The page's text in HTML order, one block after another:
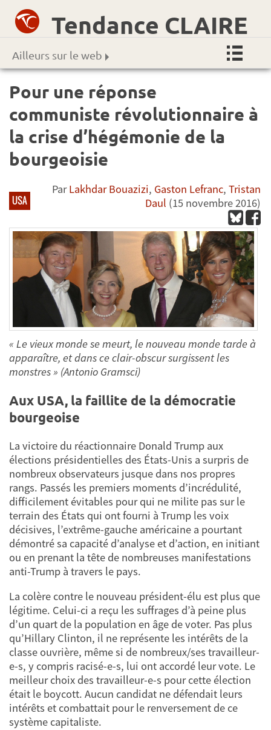
Tendance CLAIRE
Ailleurs sur le web
Pour une réponse
communiste révolutionnaire à
la crise d’hégémonie de la
bourgeoisie
USA
ParLakhdar Bouazizi, Gaston Lefranc,Tristan
Daul (15 novembre 2016)
« Le vieux monde se meurt, le nouveau monde tarde à
apparaître, et dans ce clair-obscur surgissent les
monstres » (Antonio Gramsci)
Aux USA, la faillite de la démocratie
bourgeoise
La victoire du réactionnaire Donald Trump aux
élections présidentielles des États-Unis a surpris de
nombreux observateurs jusque dans nos propres
rangs. Passés les premiers moments d’incrédulité,
difficilement évitables pour qui ne milite pas sur le
terrain des États qui ont fourni à Trump les voix
décisives, l’extrême-gauche américaine a pourtant
démontré sa capacité d’analyse et d’action, en initiant
ou en prenant la tête de nombreuses manifestations
anti-Trump à travers le pays.
La colère contre le nouveau président-élu est plus que
légitime. Celui-ci a reçu les suffrages d’à peine plus
d’un quart de la population en âge de voter. Pas plus
qu’Hillary Clinton, il ne représente les intérêts de la
classe ouvrière, même si de nombreux/ses travailleur-
e-s, y compris racisé-e-s, lui ont accordé leur vote. Le
meilleur choix des travailleur-e-s pour cette élection
était le boycott. Aucun candidat ne défendait leurs
intérêts et combattait pour le renversement de ce
système capitaliste.